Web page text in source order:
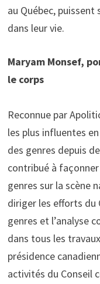
au Québec, puissent
dans leur vie.
Maryam Monsef,
le corps
Reconnue par
les plus influentes
des genres depuis
contribué à
genres sur la scène
diriger les efforts du
genres et l’analyse
dans tous les
présidence
activités du Conseil